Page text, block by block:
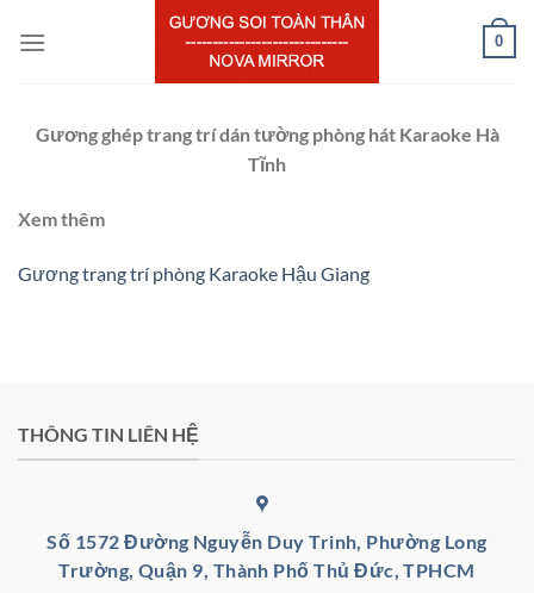
đến
0
Gương ghép trang trí dán tường phòng hát Karaoke Hà
Tĩnh
Xem thêm
Gương trang trí phòng Karaoke Hậu Giang
THÔNG TIN LIÊN HỆ
Số 1572 Đường Nguyễn Duy Trinh, Phường Long
Trường, Quận 9, Thành Phố Thủ Đức, TPHCM